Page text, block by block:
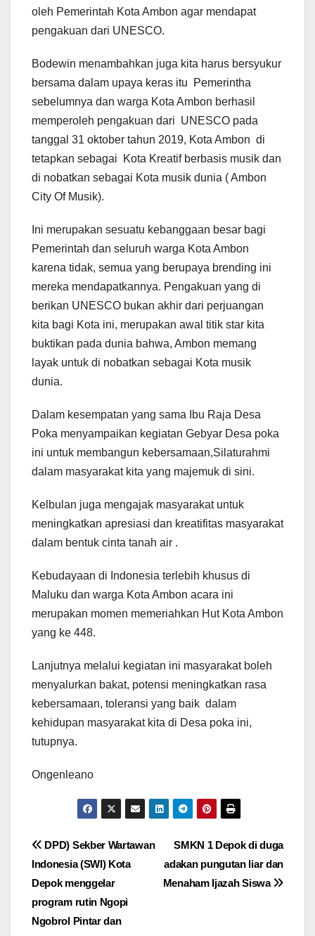
oleh Pemerintah Kota Ambon agar mendapat
pengakuan dari UNESCO.
Bodewin menambahkan juga kita harus bersyukur
bersama dalam upaya keras itu Pemerintha
sebelumnya dan warga Kota Ambon berhasil
memperoleh pengakuan dari UNESCO pada
tanggal 31 oktober tahun 2019, Kota Ambon di
tetapkan sebagai Kota Kreatif berbasis musik dan
di nobatkan sebagai Kota musik dunia ( Ambon
City Of Musik).
Ini merupakan sesuatu kebanggaan besar bagi
Pemerintah dan seluruh warga Kota Ambon
karena tidak, semua yang berupaya brending ini
mereka mendapatkannya. Pengakuan yang di
berikan UNESCO bukan akhir dari perjuangan
kita bagi Kota ini, merupakan awal titik star kita
buktikan pada dunia bahwa, Ambon memang
layak untuk di nobatkan sebagai Kota musik
dunia.
Dalam kesempatan yang sama Ibu Raja Desa
Poka menyampaikan kegiatan Gebyar Desa poka
ini untuk membangun kebersamaan,Silaturahmi
dalam masyarakat kita yang majemuk di sini.
Kelbulan juga mengajak masyarakat untuk
meningkatkan apresiasi dan kreatifitas masyarakat
dalam bentuk cinta tanah air .
Kebudayaan di Indonesia terlebih khusus di
Maluku dan warga Kota Ambon acara ini
merupakan momen memeriahkan Hut Kota Ambon
yang ke 448.
Lanjutnya melalui kegiatan ini masyarakat boleh
menyalurkan bakat, potensi meningkatkan rasa
kebersamaan, toleransi yang baik dalam
kehidupan masyarakat kita di Desa poka ini,
tutupnya.
Ongenleano
Navigasi
pos
SMKN 1 Depok di duga
adakan pungutan liar dan
Menaham Ijazah Siswa
DPD) Sekber Wartawan
Indonesia (SWI) Kota
Depok menggelar
program rutin Ngopi
Ngobrol Pintar dan